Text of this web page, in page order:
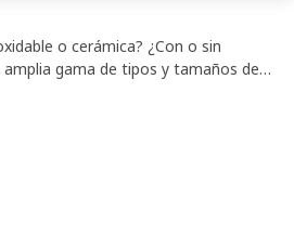
o cerámica? ¿Con o sin
gama de tipos y tamaños de
encontrarás lo que necesitas, sea
grifos con aireador que reduce el